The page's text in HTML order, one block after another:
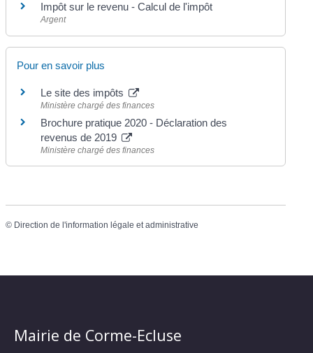
Impôt sur le revenu - Calcul de l'impôt
Argent
Pour en savoir plus
Le site des impôts
Ministère chargé des finances
Brochure pratique 2020 - Déclaration des
revenus de 2019
Ministère chargé des finances
© Direction de l'information légale et administrative
Mairie de Corme-Ecluse